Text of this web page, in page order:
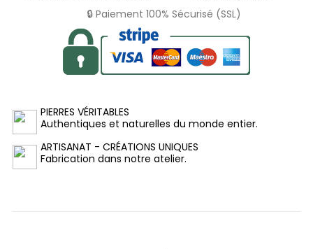
🔒 Paiement 100% Sécurisé (SSL)
PIERRES VÉRITABLES
Authentiques et naturelles du monde entier.
ARTISANAT - CRÉATIONS UNIQUES
Fabrication dans notre atelier.